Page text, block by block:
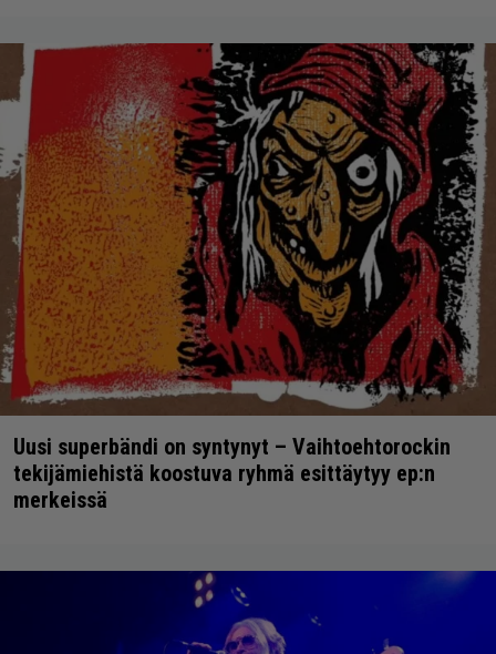
Uusi superbändi on syntynyt – Vaihtoehtorockin
tekijämiehistä koostuva ryhmä esittäytyy ep:n
merkeissä